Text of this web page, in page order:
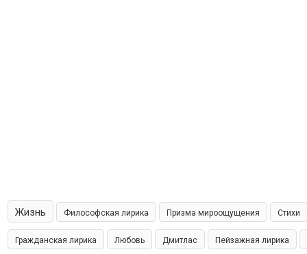
Жизнь Философская лирика Призма мироощущения Стихи
Гражданская лирика Любовь Дмитлас Пейзажная лирика